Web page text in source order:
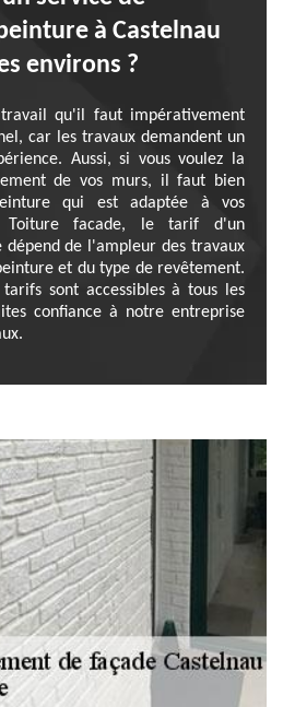
à Castelnau
environs ?
qu'il faut impérativement
car les travaux demandent un
Aussi, si vous voulez la
de vos murs, il faut bien
qui est adaptée à vos
Toiture facade, le tarif d'un
de l'ampleur des travaux
et du type de revêtement.
sont accessibles à tous les
confiance à notre entreprise